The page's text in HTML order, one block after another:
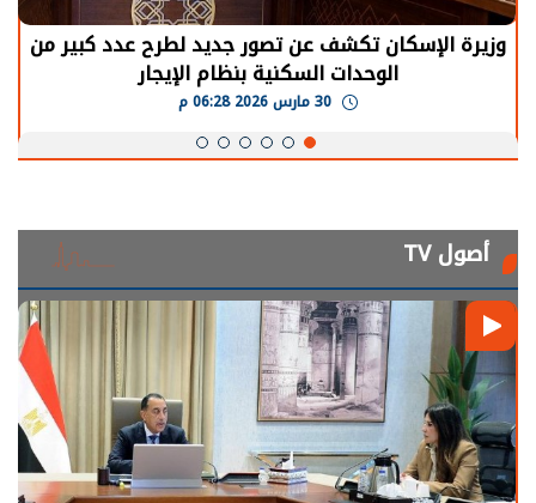
وزيرة الإسكان تكشف عن تصور جديد لطرح عدد كبير من
الوحدات السكنية بنظام الإيجار
أصول TV